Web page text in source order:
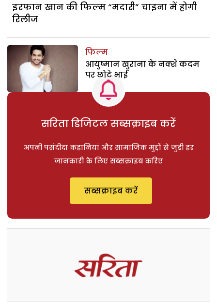
इरफान खान की फिल्म “मदारी” चाइना में होगी
रिलीज
फिल्म
आयुष्मान खुराना के नक्शे कदम
पर छोटे भाई
सरिता डिजिटल सब्सक्राइब करें
अपनी पसंदीदा कहानियां और सामाजिक मुद्दों से जुड़ी हर
जानकारी के लिए सब्सक्राइब करिए
सब्सक्राइब करें